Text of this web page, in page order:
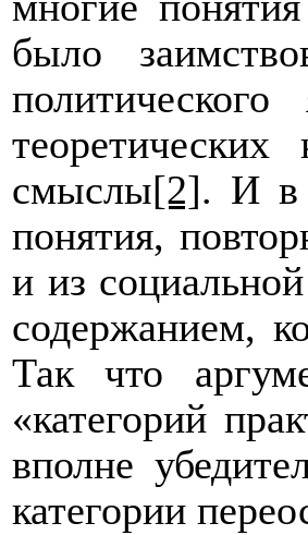
было
смыслы[2]. И в
понятия,
и из
содержанием,
Так что
«категорий
вполне
категории